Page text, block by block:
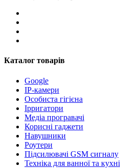
Каталог товарів
Google
IP-камери
Особиста гігієна
Ірригатори
Медіа програвачі
Корисні гаджети
Навушники
Роутери
Підсилювачі GSM сигналу
Техніка для ванної та кухні